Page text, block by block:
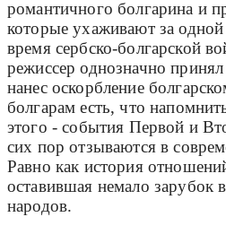
романтичного болгарина и
которые ухаживают за
время сербско-болгарской
режиссер однозначно
нанес оскорбление
болгарам есть, что
этого - события Первой и
сих пор отзываются в
Равно как история
оставившая немало зарубок
народов.